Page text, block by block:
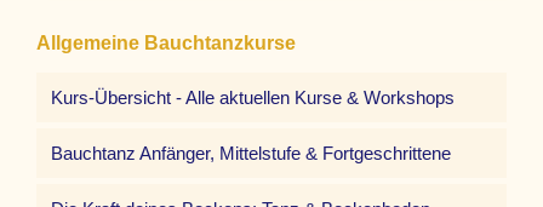
Allgemeine Bauchtanzkurse
Kurs-Übersicht - Alle aktuellen Kurse & Workshops
Bauchtanz Anfänger, Mittelstufe & Fortgeschrittene